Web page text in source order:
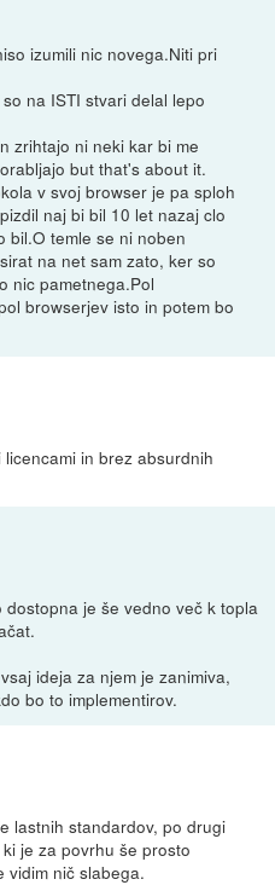
izumili nic novega.Niti pri
na ISTI stvari delal lepo
zrihtajo ni neki kar bi me
but that's about it.
v svoj browser je pa sploh
naj bi bil 10 let nazaj clo
bil.O temle se ni noben
na net sam zato, ker so
nic pametnega.Pol
browserjev isto in potem bo
in brez absurdnih
je še vedno več k topla
ideja za njem je zanimiva,
bo to implementirov.
lastnih standardov, po drugi
je za povrhu še prosto
vidim nič slabega.